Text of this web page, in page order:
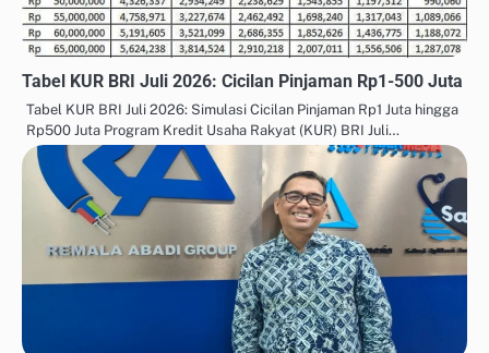
Tabel KUR BRI Juli 2026: Cicilan Pinjaman Rp1-500 Juta
Tabel KUR BRI Juli 2026: Simulasi Cicilan Pinjaman Rp1 Juta hingga
Rp500 Juta Program Kredit Usaha Rakyat (KUR) BRI Juli…